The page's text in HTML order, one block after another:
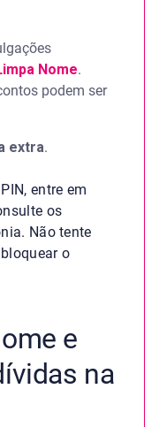
Nome.
podem ser
extra.
entre em
os
Não tente
o
e
na